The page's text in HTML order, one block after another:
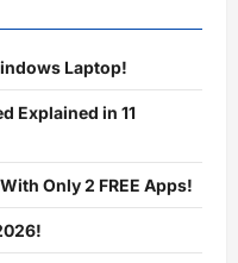
Laptop!
Explained in 11
Only 2 FREE Apps!